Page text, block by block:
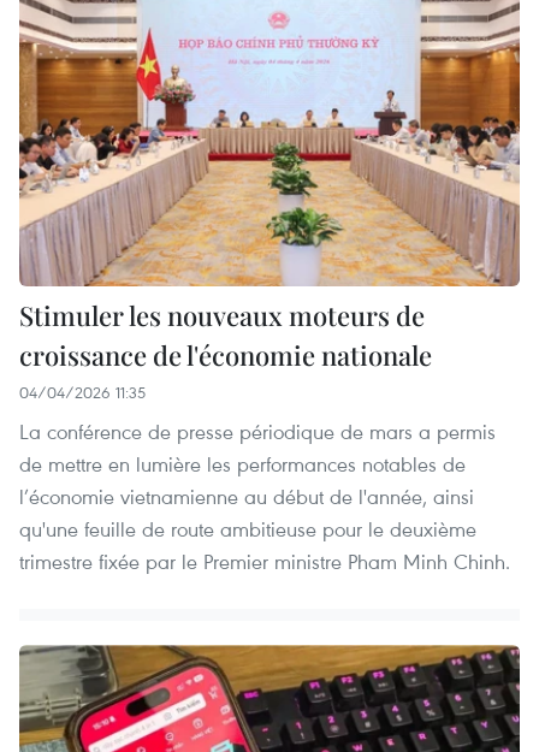
Stimuler les nouveaux moteurs de
croissance de l'économie nationale
04/04/2026 11:35
La conférence de presse périodique de mars a permis
de mettre en lumière les performances notables de
l’économie vietnamienne au début de l'année, ainsi
qu'une feuille de route ambitieuse pour le deuxième
trimestre fixée par le Premier ministre Pham Minh Chinh.